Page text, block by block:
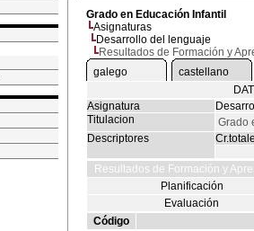
Grado en Educación Infantil
Asignaturas
Desarrollo del lenguaje
Resultados de Formación y
galego
castellano
Asignatura
Titulacion
Grado
Descriptores
Resultados de Formación y
Planificación
Evaluación
Código